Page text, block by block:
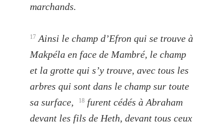
marchands.
17 Ainsi le champ d’Efron qui se trouve à
Makpéla en face de Mambré, le champ
et la grotte qui s’y trouve, avec tous les
arbres qui sont dans le champ sur toute
sa surface,
18 furent cédés à Abraham
devant les fils de Heth, devant tous ceux